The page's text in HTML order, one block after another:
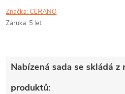
Značka:CERANO
Záruka: 5 let
Nabízená sada se skládá z
produktů: